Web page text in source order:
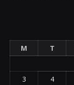
M
T
3
4